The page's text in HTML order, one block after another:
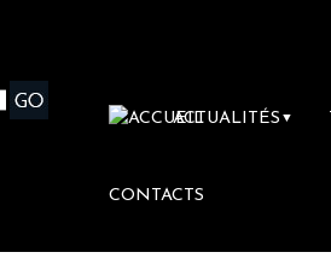
ACTUALITÉS ▼
CONTACTS